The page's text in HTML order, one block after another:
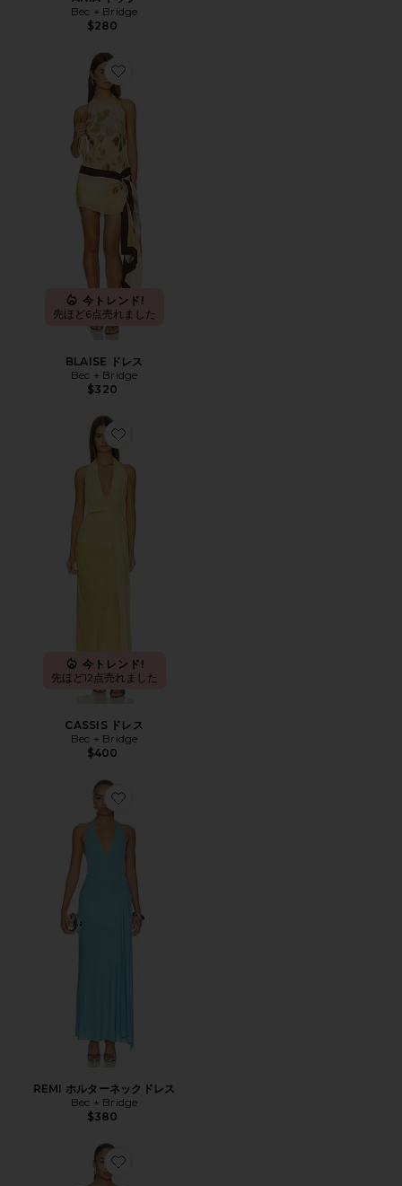
Bec + Bridge
$280
Favorite BLAISE ドレス
今トレンド!
先ほど6点売れました
BLAISE ドレス
Bec + Bridge
$320
Favorite CASSIS ドレス
今トレンド!
先ほど12点売れました
CASSIS ドレス
Bec + Bridge
$400
REMI ホルターネックドレス
Bec + Bridge
$380